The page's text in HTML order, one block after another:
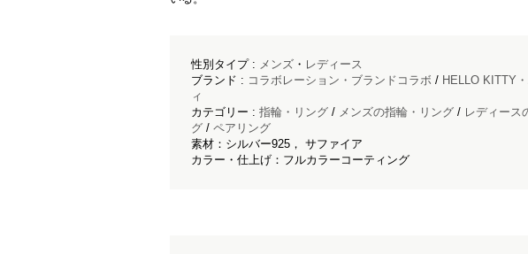
性別タイプ : メンズ ・ レディース
ブランド : コラボレーション・ブランドコラボ / HELLO KITTY
ィ
カテゴリー : 指輪・リング / メンズの指輪・リング / レディース
グ / ペアリング
素材：シルバー925， サファイア
カラー・仕上げ：フルカラーコーティング